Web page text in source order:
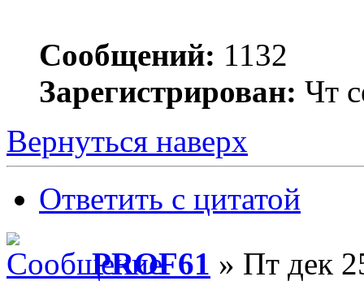
Сообщений: 1132
Зарегистрирован: Чт
Вернуться наверх
Ответить с цитатой
PROF61 » Пт дек